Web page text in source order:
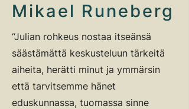
Mikael Runeberg
“Julian rohkeus nostaa itseänsä
säästämättä keskusteluun tärkeitä
aiheita, herätti minut ja ymmärsin
että tarvitsemme hänet
eduskunnassa, tuomassa sinne